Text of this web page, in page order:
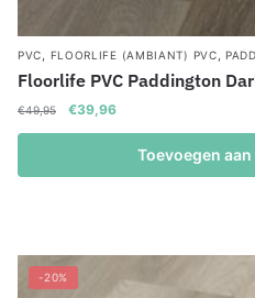
PVC FLOORLIFE (AMBIANT) PVC
Floorlife PVC Paddington
€49,95
Oorspronkelijke
€39,96Huidige
Toevoegen
-20%